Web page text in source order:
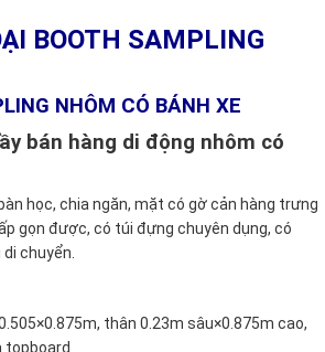
BOOTH SAMPLING
NHÔM CÓ BÁNH XE
bán hàng di động nhôm có
học, chia ngăn, mặt có gờ cản hàng trưng
gọn được, có túi đựng chuyên dụng, có
chuyển.
thân 0.23m sâu×0.875m cao,
topboard